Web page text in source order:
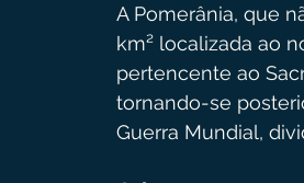
A Pomerânia, que
km² localizada ao
pertencente ao
tornando-se
Guerra Mundial,